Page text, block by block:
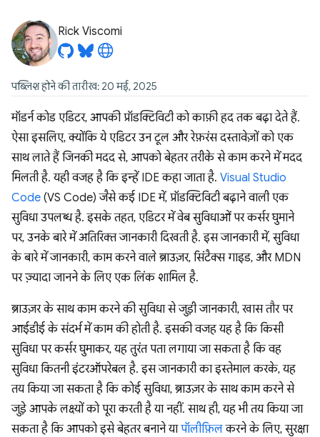
Rick Viscomi
पब्लिश होने की तारीख: 20 मई, 2025
मॉडर्न कोड एडिटर, आपकी प्रॉडक्टिविटी को काफ़ी हद तक बढ़ा देते हैं.
ऐसा इसलिए, क्योंकि ये एडिटर उन टूल और रेफ़रंस दस्तावेज़ों को एक
साथ लाते हैं जिनकी मदद से, आपको बेहतर तरीके से काम करने में मदद
मिलती है. यही वजह है कि इन्हें IDE कहा जाता है. Visual Studio
Code (VS Code) जैसे कई IDE में, प्रॉडक्टिविटी बढ़ाने वाली एक
सुविधा उपलब्ध है. इसके तहत, एडिटर में वेब सुविधाओं पर कर्सर घुमाने
पर, उनके बारे में अतिरिक्त जानकारी दिखती है. इस जानकारी में, सुविधा
के बारे में जानकारी, काम करने वाले ब्राउज़र, सिंटैक्स गाइड, और MDN
पर ज़्यादा जानने के लिए एक लिंक शामिल है.
ब्राउज़र के साथ काम करने की सुविधा से जुड़ी जानकारी, खास तौर पर
आईडीई के संदर्भ में काम की होती है. इसकी वजह यह है कि किसी
सुविधा पर कर्सर घुमाकर, यह तुरंत पता लगाया जा सकता है कि वह
सुविधा कितनी इंटरऑपरेबल है. इस जानकारी का इस्तेमाल करके, यह
तय किया जा सकता है कि कोई सुविधा, ब्राउज़र के साथ काम करने से
जुड़े आपके लक्ष्यों को पूरा करती है या नहीं. साथ ही, यह भी तय किया जा
सकता है कि आपको इसे बेहतर बनाने यापॉलीफ़िलकरने के लिए, सुरक्षा